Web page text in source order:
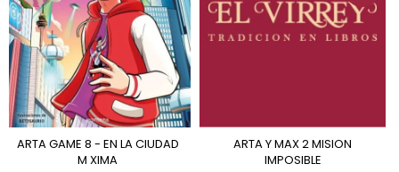
ARTA GAME 8 - EN LA CIUDAD
M XIMA
ARTA Y MAX 2 MISION
IMPOSIBLE